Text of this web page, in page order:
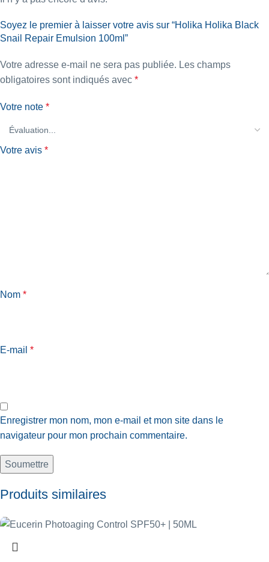
Soyez le premier à laisser votre avis sur “Holika Holika Black
Snail Repair Emulsion 100ml”
Votre adresse e-mail ne sera pas publiée. Les champs
obligatoires sont indiqués avec *
Votre note *
Votre avis *
Nom *
E-mail *
Enregistrer mon nom, mon e-mail et mon site dans le
navigateur pour mon prochain commentaire.
Produits similaires